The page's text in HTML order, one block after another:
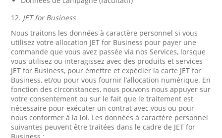
12. JET for Business
Nous traitons les données à caractère personnel si vous
utilisez votre allocation JET for Business pour payer une
commande que vous avez passée via nos Services, lorsque
vous utilisez ou interagissez avec des produits et services
JET for Business, pour émettre et expédier la carte JET for
Business, et/ou pour vous fournir l’allocation numérique. En
fonction des circonstances, nous pouvons nous appuyer sur
votre consentement ou sur le fait que le traitement est
nécessaire pour exécuter un contrat avec vous ou pour
nous conformer à la loi. Les données à caractère personnel
suivantes peuvent être traitées dans le cadre de JET for